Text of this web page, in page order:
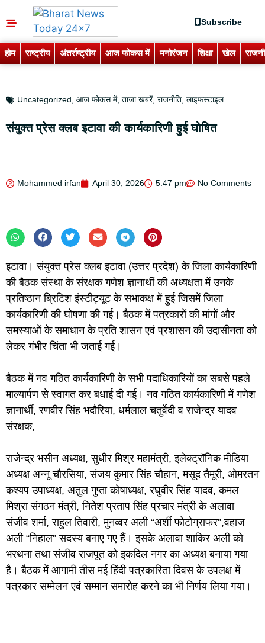
Subscribe
होम राष्ट्रीय अंतर्राष्ट्रीय आज फोकस में मनोरंजन शिक्षा खेल
Uncategorized आज फोकस में, ताजा खबरें, राजनीति लाइफस्टाइल
संयुक्त प्रेस क्लब इटावा की कार्यकारिणी हुई घोषित
Mohammed irfan April 30, 2026 5:47 pm No Comments
इटावा। संयुक्त प्रेस क्लब इटावा (उत्तर प्रदेश) के जिला कार्यकारिणी
की बैठक संस्था के संरक्षक गणेश ज्ञानार्थी की अध्यक्षता में उनके
प्रतिष्ठान ब्रिटिश इंस्टीट्यूट के सभाकक्ष में हुई जिसमें जिला
कार्यकारिणी की घोषणा की गई। बैठक में पत्रकारों की मांगों और
समस्याओं के समाधान के प्रति शासन एवं प्रशासन की उदासीनता को
लेकर गंभीर चिंता भी जताई गई।
बैठक में नव गठित कार्यकारिणी के सभी पदाधिकारियों का सबसे पहले
माल्यार्पण से स्वागत कर बधाई दी गई। नव गठित कार्यकारिणी में गणेश
ज्ञानार्थी, रणवीर सिंह भदौरिया, धर्मलाल चतुर्वेदी व राजेन्द्र यादव
संरक्षक,
राजेन्द्र भसीन अध्यक्ष, सुधीर मिश्र महामंत्री, इलेक्ट्रॉनिक मीडिया
अध्यक्ष अन्नू चौरसिया, संजय कुमार सिंह चौहान, मसूद तैमूरी, ओमरतन
कश्यप उपाध्यक्ष, अतुल गुप्ता कोषाध्यक्ष, रघुवीर सिंह यादव, कमल
मिश्रा संगठन मंत्री, नितेश प्रताप सिंह प्रचार मंत्री के अलावा
संजीव शर्मा, राहुल तिवारी, मुनव्वर अली “अर्शी फोटोग्राफर”,वहाज
अली “निहाल” सदस्य बनाए गए हैं। इसके अलावा शाकिर अली को
भरथना तथा संजीव राजपूत को इकदिल नगर का अध्यक्ष बनाया गया
है। बैठक में आगामी तीस मई हिंदी पत्रकारिता दिवस के उपलक्ष में
पत्रकार सम्मेलन एवं सम्मान समारोह करने का भी निर्णय लिया गया।